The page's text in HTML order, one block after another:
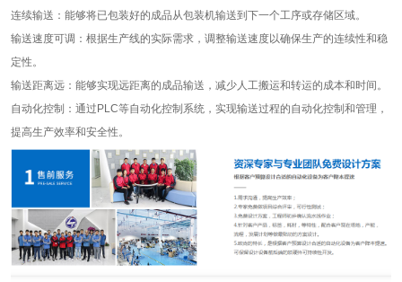
连续输送：能够将已包装好的成品从包装机输送到下一个工序或存储区域。
输送速度可调：根据生产线的实际需求，调整输送速度以确保生产的连续性和稳
定性。
输送距离远：能够实现远距离的成品输送，减少人工搬运和转运的成本和时间。
自动化控制：通过PLC等自动化控制系统，实现输送过程的自动化控制和管理，
提高生产效率和安全性。